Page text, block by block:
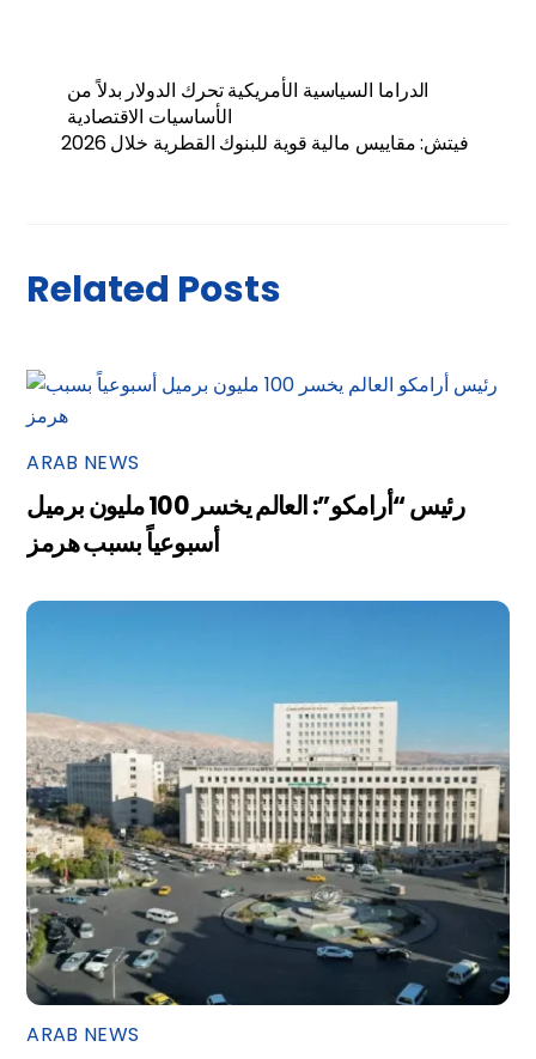
الدراما السياسية الأمريكية تحرك الدولار بدلاً من
الأساسيات الاقتصادية
فيتش: مقاييس مالية قوية للبنوك القطرية خلال 2026
Related Posts
ARAB NEWS
رئيس “أرامكو”: العالم يخسر 100 مليون برميل
أسبوعياً بسبب هرمز
ARAB NEWS